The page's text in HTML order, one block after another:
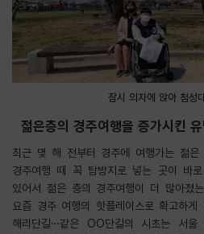
잠시 의자에 앉아 첨성
젊은층의 경주여행을 증가시킨
최근 몇 해 전부터 경주에 여행가는 젊은
경주여행 때 꼭 탐방지로 넣는 곳이 바로
있어서 젊은 층의 경주여행이 더 많아졌
요즘 경주 여행의 핫플레이스로 확고하게
해리단길…같은 OO단길의 시초는 서울